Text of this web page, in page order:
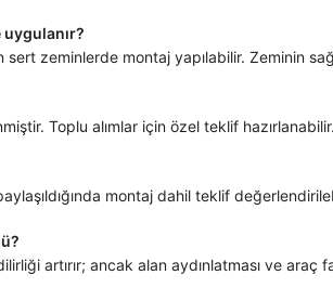
zeminlerde montaj yapılabilir. Zeminin
Toplu alımlar için özel teklif hazırlanabilir.
montaj dahil teklif
artırır; ancak alan aydınlatması ve araç